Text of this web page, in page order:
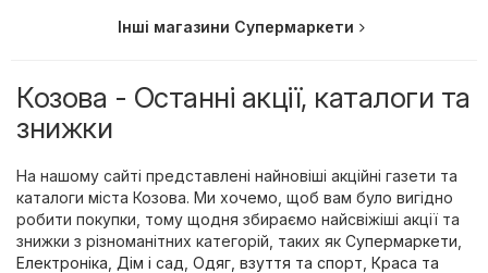
Інші магазини Супермаркети
Козова - Останні акції, каталоги та
знижки
На нашому сайті представлені найновіші акційні газети та
каталоги міста Козова. Ми хочемо, щоб вам було вигідно
робити покупки, тому щодня збираємо найсвіжіші акції та
знижки з різноманітних категорій, таких як Супермаркети
Електроніка Дім і сад Одяг, взуття та спорт Краса та